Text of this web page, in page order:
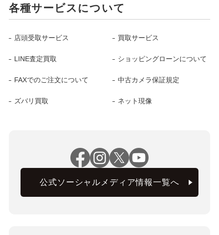
各種サービスについて
店頭受取サービス 買取サービス
LINE査定買取 ショッピングローンについて
FAXでのご注文について 中古カメラ保証規定
ズバリ買取 ネット現像
公式ソーシャルメディア情報一覧へ